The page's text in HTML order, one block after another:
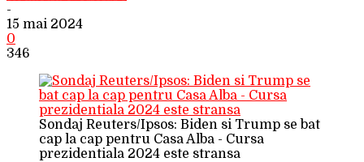
-
15 mai 2024
0
346
Sondaj Reuters/Ipsos: Biden si Trump se bat
cap la cap pentru Casa Alba - Cursa
prezidentiala 2024 este stransa